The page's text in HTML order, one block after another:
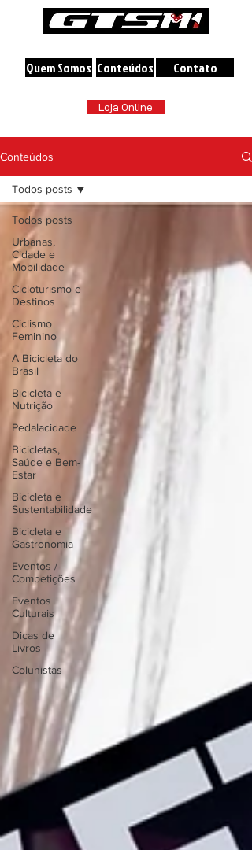
Quem Somos Conteúdos Contato
Loja Online
Conteúdos
Todos posts
Urbanas,
Cidade e
Mobilidade
Cicloturismo e
Destinos
Ciclismo
Feminino
A Bicicleta do
Brasil
Bicicleta e
Nutrição
Pedalacidade
Bicicletas,
Saúde e Bem-
Estar
Bicicleta e
Sustentabilidade
Bicicleta e
Gastronomia
Eventos /
Competições
Eventos
Culturais
Dicas de
Livros
Colunistas
Todos posts